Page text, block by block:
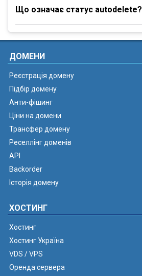
Що означає статус autodelete?
ДОМЕНИ
Реєстрація домену
Підбір домену
Анти-фішинг
Ціни на домени
Трансфер домену
Реселлінг доменів
API
Backorder
Історія домену
ХОСТИНГ
Хостинг
Хостинг Україна
VDS / VPS
Оренда сервера